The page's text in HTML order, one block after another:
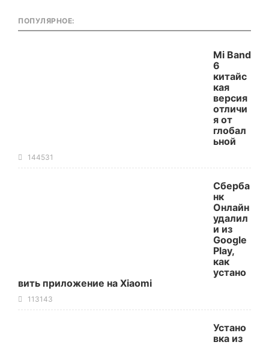
ПОПУЛЯРНОЕ:
Mi Band
6
китайс
кая
версия
отличи
я от
глобал
ьной
144531
Сберба
нк
Онлайн
удалил
и из
Google
Play,
как
устано
вить приложение на Xiaomi
113143
Устано
вка из